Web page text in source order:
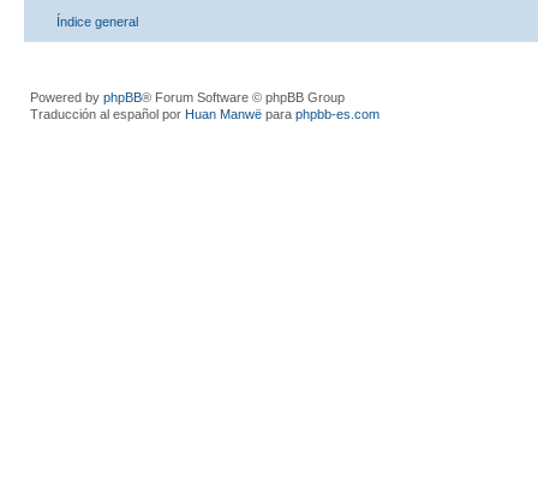
Índice general
Powered by phpBB® Forum Software © phpBB Group
Traducción al español por Huan Manwë para phpbb-es.com